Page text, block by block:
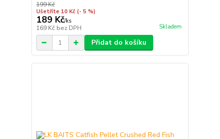
199 Kč
Ušetříte 10 Kč (- 5 %)
189 Kč/ks
169 Kč bez DPH Skladem
Přidat do košíku